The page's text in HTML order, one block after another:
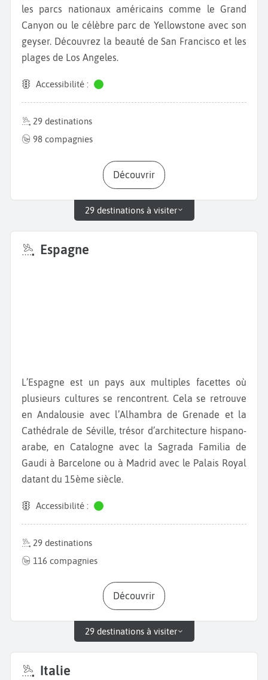
les parcs nationaux américains comme le Grand
Canyon ou le célèbre parc de Yellowstone avec son
geyser. Découvrez la beauté de San Francisco et les
plages de Los Angeles.
Accessibilité :
29 destinations
98 compagnies
Découvrir
29 destinations à visiter
Espagne
L’Espagne est un pays aux multiples facettes où
plusieurs cultures se rencontrent. Cela se retrouve
en Andalousie avec l’Alhambra de Grenade et la
Cathédrale de Séville, trésor d’architecture hispano-
arabe, en Catalogne avec la Sagrada Familia de
Gaudi à Barcelone ou à Madrid avec le Palais Royal
datant du 15ème siècle.
Accessibilité :
29 destinations
116 compagnies
Découvrir
29 destinations à visiter
Italie